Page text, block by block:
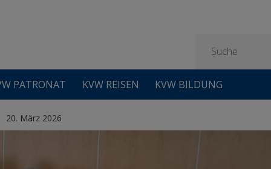
PATRONAT KVW REISEN KVW BILDUNG
20. März 2026